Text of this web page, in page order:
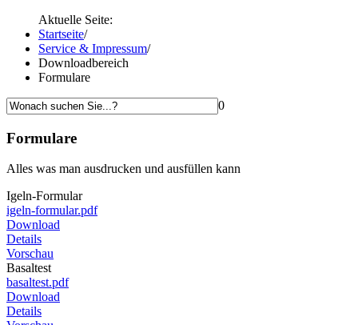
Aktuelle Seite:
Startseite/
Service & Impressum/
Downloadbereich
Formulare
0
Formulare
Alles was man ausdrucken und ausfüllen kann
Igeln-Formular
igeln-formular.pdf
Download
Details
Vorschau
Basaltest
basaltest.pdf
Download
Details